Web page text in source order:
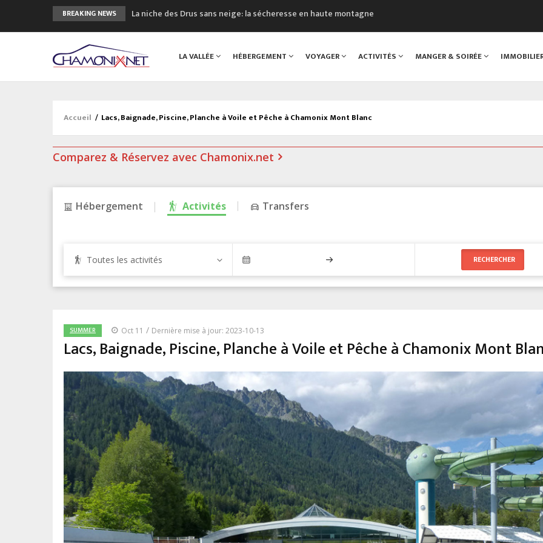
BREAKING NEWS
La niche des Drus sans neige: la sécheresse en haute montagne
Craft ouvre un nouveau magasin de course à pied à Chamonix
3eme Chamonix Vallée Classics Festival
LA VALLÉE HÉBERGEMENT VOYAGER ACTIVITÉS MANGER & SOIRÉE
Accueil / Lacs, Baignade, Piscine, Planche à Voile et Pêche à Chamonix Mont Blanc
Comparez & Réservez avec Chamonix.net
Hébergement Activités Transfers
Toutes les activités
SUMMER Oct 11 / Dernière mise à jour: 2023-10-13
Lacs, Baignade, Piscine, Planche à Voile et Pêche à Chamonix Mont